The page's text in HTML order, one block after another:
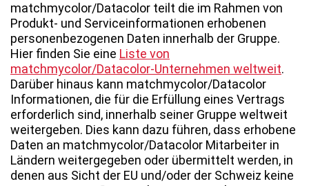
matchmycolor/Datacolor teilt die im Rahmen von
Produkt- und Serviceinformationen erhobenen
personenbezogenen Daten innerhalb der Gruppe.
Hier finden Sie eine Liste von
matchmycolor/Datacolor-Unternehmen weltweit.
Darüber hinaus kann matchmycolor/Datacolor
Informationen, die für die Erfüllung eines Vertrags
erforderlich sind, innerhalb seiner Gruppe weltweit
weitergeben. Dies kann dazu führen, dass erhobene
Daten an matchmycolor/Datacolor Mitarbeiter in
Ländern weitergegeben oder übermittelt werden, in
denen aus Sicht der EU und/oder der Schweiz keine